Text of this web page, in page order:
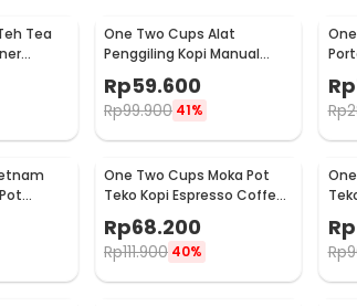
Tea
- MR03
One Two Cups Alat
Penggiling Kopi Manual
Coffee Grinder Portable -
WFCG9800
Rp59.600
Rp99.900 41%
-
Rp
Rp
8Q -
One Two Cups Moka Pot
Teko Kopi Espresso Coffee
Stovetop 4 Cup 200ml -
Z20
Rp68.200
Rp111.900 40%
Z20
Rp
Rp